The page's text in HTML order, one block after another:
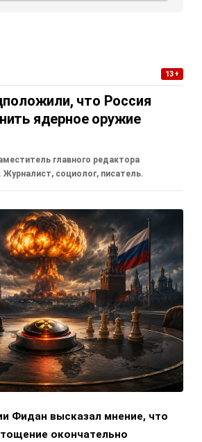
13+
что Россия
ядерное оружие
главного редактора
социолог, писатель.
Фидан высказал мнение, что
окончательно